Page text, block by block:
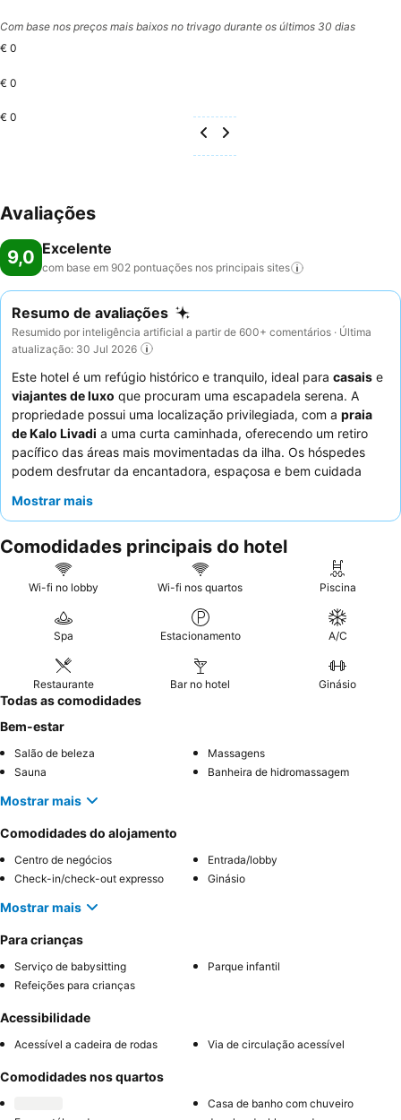
Com base nos preços mais baixos no trivago durante os últimos 30 dias
€ 0
€ 0
€ 0
Avaliações
9,0 Excelente
com base em 902 pontuações nos principais sites
Resumo de avaliações
Resumido por inteligência artificial a partir de 600+ comentários · Última
atualização: 30 Jul 2026
Este hotel é um refúgio histórico e tranquilo, ideal para casais e
viajantes de luxo que procuram uma escapadela serena. A
propriedade possui uma localização privilegiada, com a praia
de Kalo Livadi a uma curta caminhada, oferecendo um retiro
pacífico das áreas mais movimentadas da ilha. Os hóspedes
podem desfrutar da encantadora, espaçosa e bem cuidada
oferece consistentemente um serviço caloroso e atencioso,
com a sua vasta seleção de produtos frescos e de alta
qualidade. Para uma experiência melhorada, considere reservar
um quarto com
vista para o mara partir de uma varanda ou
Mostrar mais
Comodidades principais do hotel
Wi-fi no lobby Wi-fi nos quartos Piscina
Spa Estacionamento A/C
Restaurante Bar no hotel Ginásio
Todas as comodidades
Bem-estar
Salão de beleza
Massagens
Sauna
Banheira de hidromassagem
Mostrar mais
Comodidades do alojamento
Centro de negócios
Entrada/lobby
Check-in/check-out expresso
Ginásio
Mostrar mais
Para crianças
Serviço de babysitting
Parque infantil
Refeições para crianças
Acessibilidade
Acessível a cadeira de rodas Via de circulação acessível
Comodidades nos quartos
Casa de banho com chuveiro